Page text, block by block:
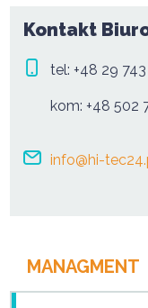
Kontakt
tel: +48 29
kom: +48 502
info@hi-
MANAGMENT